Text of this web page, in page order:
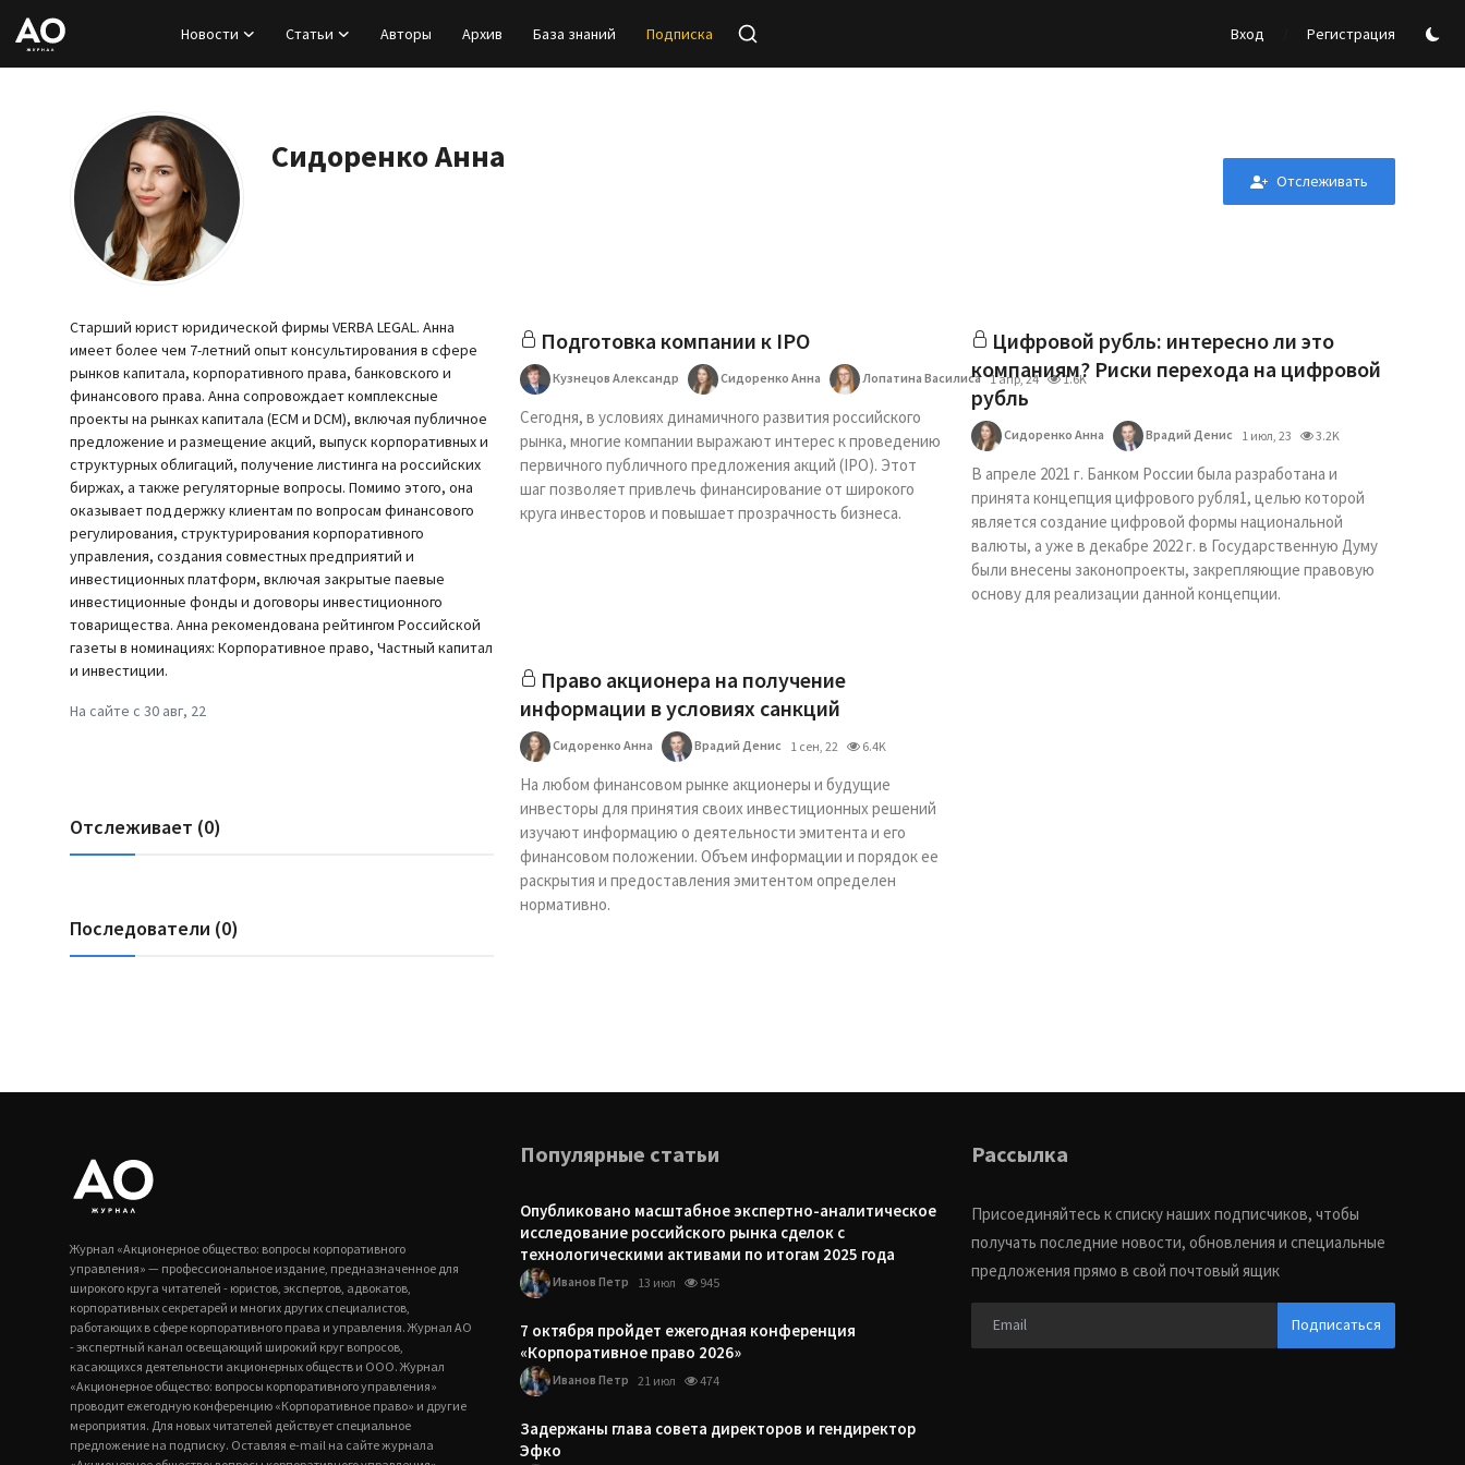
Новости Статьи Авторы Архив База знаний Подписка Вход Регистрация
Регистрация
Новости
База знаний
Подписка
Сидоренко Анна
Отслеживать
Старший юрист юридической фирмы VERBA LEGAL. Анна
имеет более чем 7-летний опыт консультирования в сфере
рынков капитала, корпоративного права, банковского и
финансового права. Анна сопровождает комплексные
проекты на рынках капитала (ECM и DCM), включая публичное
предложение и размещение акций, выпуск корпоративных и
структурных облигаций, получение листинга на российских
биржах, а также регуляторные вопросы. Помимо этого, она
оказывает поддержку клиентам по вопросам финансового
регулирования, структурирования корпоративного
управления, создания совместных предприятий и
инвестиционных платформ, включая закрытые паевые
инвестиционные фонды и договоры инвестиционного
товарищества. Анна рекомендована рейтингом Российской
газеты в номинациях: Корпоративное право, Частный капитал
и инвестиции.
На сайте с 30 авг, 22
Отслеживает (0)
Последователи (0)
Подготовка компании к IPO
Кузнецов Александр Сидоренко Анна Лопатина Василиса 1 апр, 24 1.6K
Сегодня, в условиях динамичного развития российского
рынка, многие компании выражают интерес к проведению
первичного публичного предложения акций (IPO). Этот
шаг позволяет привлечь финансирование от широкого
круга инвесторов и повышает прозрачность бизнеса.
Цифровой рубль: интересно ли это
компаниям? Риски перехода на цифровой
рубль
Сидоренко Анна Врадий Денис 1 июл, 23 3.2K
В апреле 2021 г. Банком России была разработана и
принята концепция цифрового рубля1, целью которой
является создание цифровой формы национальной
валюты, а уже в декабре 2022 г. в Государственную Думу
были внесены законопроекты, закрепляющие правовую
основу для реализации данной концепции.
Право акционера на получение
информации в условиях санкций
Сидоренко Анна Врадий Денис 1 сен, 22 6.4K
На любом финансовом рынке акционеры и будущие
инвесторы для принятия своих инвестиционных решений
изучают информацию о деятельности эмитента и его
финансовом положении. Объем информации и порядок ее
раскрытия и предоставления эмитентом определен
нормативно.
Журнал «Акционерное общество: вопросы корпоративного
управления» — профессиональное издание, предназначенное для
широкого круга читателей - юристов, экспертов, адвокатов,
корпоративных секретарей и многих других специалистов,
работающих в сфере корпоративного права и управления. Журнал АО
- экспертный канал освещающий широкий круг вопросов,
касающихся деятельности акционерных обществ и ООО. Журнал
«Акционерное общество: вопросы корпоративного управления»
проводит ежегодную конференцию «Корпоративное право» и другие
мероприятия. Для новых читателей действует специальное
предложение на подписку. Оставляя e-mail на сайте журнала
Популярные статьи
Опубликовано масштабное экспертно-аналитическое
исследование российского рынка сделок с
технологическими активами по итогам 2025 года
Иванов Петр 13 июл 945
7 октября пройдет ежегодная конференция
«Корпоративное право 2026»
Иванов Петр 21 июл 474
Задержаны глава совета директоров и гендиректор
Эфко
Рассылка
Присоединяйтесь к списку наших подписчиков, чтобы
получать последние новости, обновления и специальные
предложения прямо в свой почтовый ящик
Подписаться